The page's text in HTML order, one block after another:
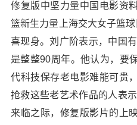
修复版中坚力量中国电影资
篮新生力量上海交大女子篮
喜现身。刘广阶表示，中国
是整整90周年。他认为，要
代科技保存老电影难能可贵
抢救这些老艺术作品的人表
来临之际，修复版影片的上